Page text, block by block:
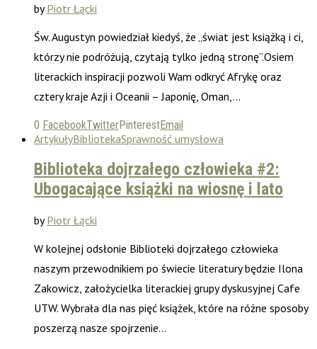
byPiotr Łącki
Św. Augustyn powiedział kiedyś, że „świat jest książką i ci,
którzy nie podróżują, czytają tylko jedną stronę”.Osiem
literackich inspiracji pozwoli Wam odkryć Afrykę oraz
cztery kraje Azji i Oceanii – Japonię, Oman,…
0 FacebookTwitterPinterestEmail
ArtykułyBibliotekaSprawność umysłowa
Biblioteka dojrzałego człowieka #2:
Ubogacające książki na wiosnę i lato
byPiotr Łącki
W kolejnej odsłonie Biblioteki dojrzałego człowieka
naszym przewodnikiem po świecie literatury będzie Ilona
Zakowicz, założycielka literackiej grupy dyskusyjnej Cafe
UTW. Wybrała dla nas pięć książek, które na różne sposoby
poszerzą nasze spojrzenie…